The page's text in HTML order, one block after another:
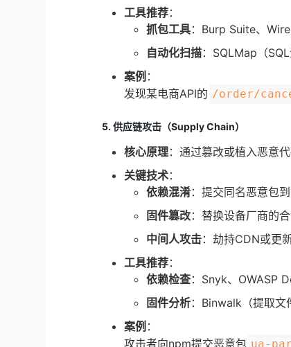
工具推荐：
抓包工具：Burp Suite、
自动化扫描：SQLMap（
案例 ：
发现某电商API的 /order/
5. 供应链攻击（Supply Chain）
核心原理：通过篡改或植入恶意
关键技术：
依赖混淆：提交同名恶意包
固件篡改：替换设备厂商的合
中间人攻击：劫持CDN或更
工具推荐：
依赖检查：Snyk、OWASP
固件分析：Binwalk（提取文
案例 ：
攻击者向npm提交恶意包 ua-